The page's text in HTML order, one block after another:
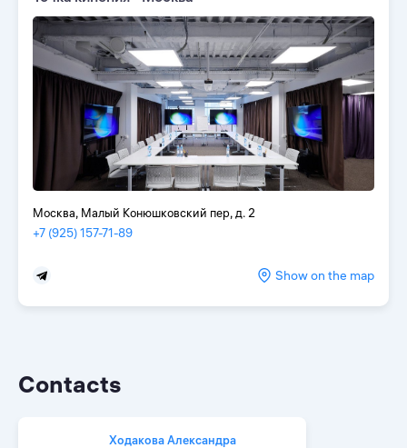
Москва, Малый Конюшковский пер, д. 2
+7 (925) 157-71-89
Show on the map
Contacts
Ходакова Александра